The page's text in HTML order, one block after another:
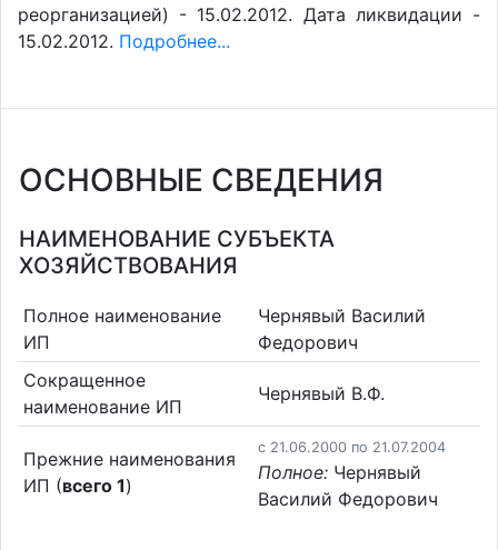
реорганизацией) - 15.02.2012. Дата ликвидации -
15.02.2012. Подробнее...
ОСНОВНЫЕ СВЕДЕНИЯ
НАИМЕНОВАНИЕ СУБЪЕКТА
ХОЗЯЙСТВОВАНИЯ
Полное наименование
ИП
Чернявый Василий
Федорович
Сокращенное
наименование ИП
Чернявый В.Ф.
Прежние наименования
ИП (всего 1)
c 21.06.2000 по 21.07.2004
Полное: Чернявый
Василий Федорович